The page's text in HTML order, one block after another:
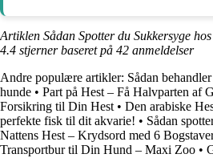
Artiklen Sådan Spotter du Sukkersyge
4.4 stjerner baseret på 42 anmeldelser
Andre populære artikler: Sådan
hunde • Part på Hest – Få Halvparten af
Forsikring til Din Hest • Den arabiske
perfekte fisk til dit akvarie! • Sådan
Nattens Hest – Krydsord med 6
Transportbur til Din Hund – Maxi Zoo •